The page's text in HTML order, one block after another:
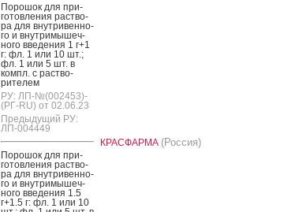
По­рошок для при­
готов­ле­ния рас­тво­
ра для внут­ри­вен­но­
го и внут­ри­мышеч­
но­го вве­дения 1 г+1
г: фл. 1 или 10 шт.;
фл. 1 или 5 шт. в
компл. с рас­тво­
рите­лем
РУ: ЛП-№(002453)-
(РГ-RU) от 02.06.23
Предыдущий РУ:
ЛП-004449
По­рошок для при­
готов­ле­ния рас­тво­
ра для внут­ри­вен­но­
го и внут­ри­мышеч­
но­го вве­дения 1.5
г+1.5 г: фл. 1 или 10
КРАСФАРМА (Россия)